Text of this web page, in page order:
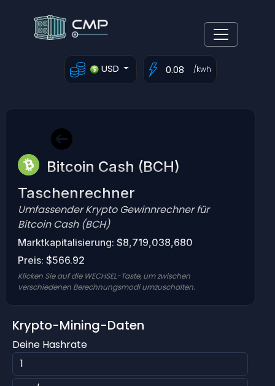
USD /kwh
Bitcoin Cash (BCH)
Taschenrechner
Umfassender Krypto Gewinnrechner für
Bitcoin Cash (BCH)
Marktkapitalisierung: $8,719,038,680
Preis: $566.92
Klicken Sie auf die WECHSEL-Taste, um zwischen
verschiedenen Berechnungsmodi umzuschalten.
Krypto-Mining-Daten
Deine Hashrate